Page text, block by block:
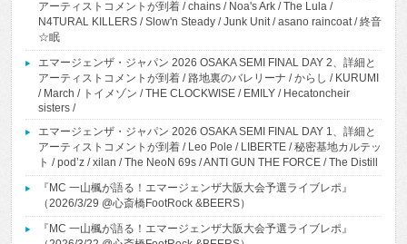
アーティストコメントが到着 / chains / Noa's Ark / The Lula /
N4TURAL KILLERS / Slow'n Steady / Junk Unit / asano raincoat / 終音
☆眠
エマージェンザ・ジャパン 2026 OSAKA SEMI FINAL DAY 2、詳細と
アーティストコメントが到着 / 路地裏のバレリーナ / からし / KURUMI
/ March / トイメゾン / THE CLOCKWISE / EMILY / Hecatoncheir
sisters /
エマージェンザ・ジャパン 2026 OSAKA SEMI FINAL DAY 1、詳細と
アーティストコメントが到着 / Leo Pole / LIBERTE / 秘密基地カルテッ
ト / pod’z / xilan / The NeoN 69s / ANTI GUN THE FORCE / The Distill
『MC 一山楓が語る！エマージェンザ大阪大会予選ライブレポ』
（2026/3/29 @心斎橋FootRock &BEERS）
『MC 一山楓が語る！エマージェンザ大阪大会予選ライブレポ』